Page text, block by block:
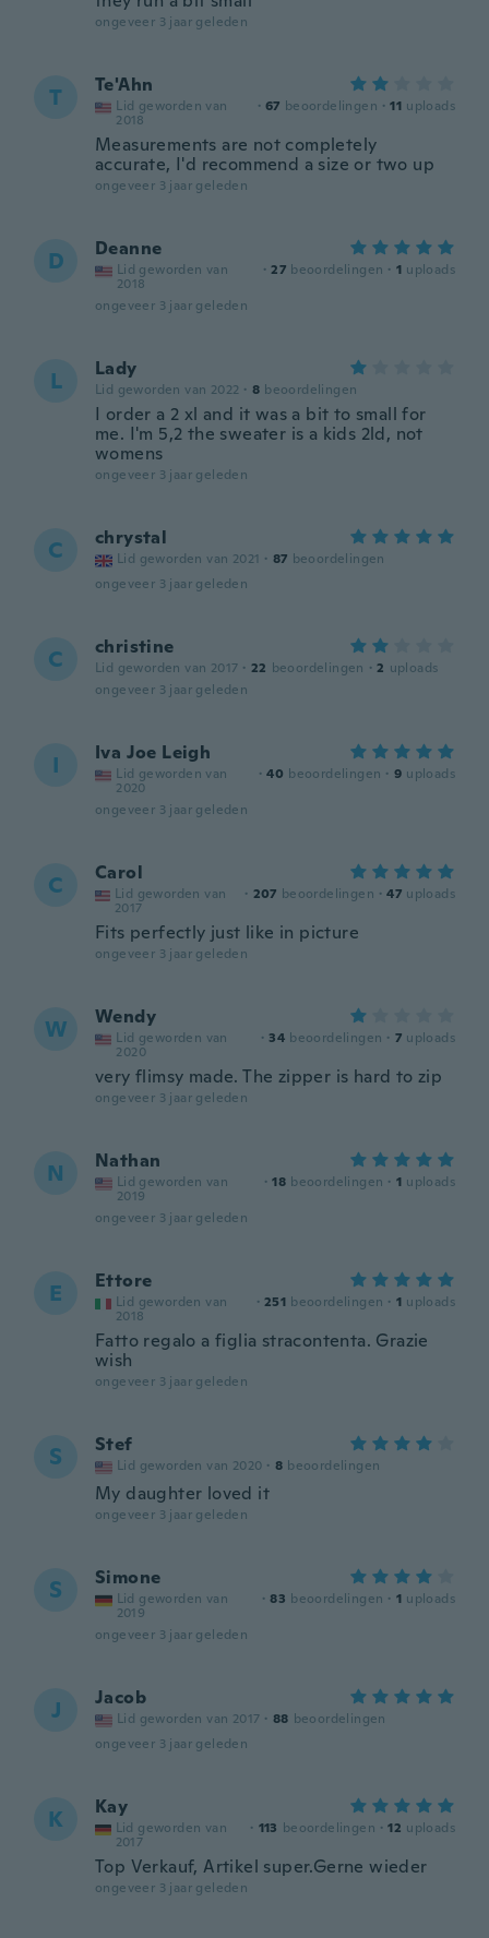
ongeveer 3 jaar geleden
T Te'Ahn
Lid geworden van
2018
· 67 beoordelingen · 11 uploads
Measurements are not completely
accurate, I'd recommend a size or two up
ongeveer 3 jaar geleden
D Deanne
Lid geworden van
2018
· 27 beoordelingen · 1 uploads
ongeveer 3 jaar geleden
L Lady
Lid geworden van 2022 · 8 beoordelingen
I order a 2 xl and it was a bit to small for
me. I'm 5,2 the sweater is a kids 2ld, not
womens
ongeveer 3 jaar geleden
C chrystal
Lid geworden van 2021 · 87 beoordelingen
ongeveer 3 jaar geleden
C christine
Lid geworden van 2017 · 22 beoordelingen · 2 uploads
ongeveer 3 jaar geleden
I Iva Joe Leigh
Lid geworden van
2020
· 40 beoordelingen · 9 uploads
ongeveer 3 jaar geleden
C Carol
Lid geworden van
2017
· 207 beoordelingen · 47 uploads
Fits perfectly just like in picture
ongeveer 3 jaar geleden
W Wendy
Lid geworden van
2020
· 34 beoordelingen · 7 uploads
very flimsy made. The zipper is hard to zip
ongeveer 3 jaar geleden
N Nathan
Lid geworden van
2019
· 18 beoordelingen · 1 uploads
ongeveer 3 jaar geleden
E Ettore
Lid geworden van
2018
· 251 beoordelingen · 1 uploads
Fatto regalo a figlia stracontenta. Grazie
wish
ongeveer 3 jaar geleden
S Stef
Lid geworden van 2020 · 8 beoordelingen
My daughter loved it
ongeveer 3 jaar geleden
S Simone
Lid geworden van
2019
· 83 beoordelingen · 1 uploads
ongeveer 3 jaar geleden
J Jacob
Lid geworden van 2017 · 88 beoordelingen
ongeveer 3 jaar geleden
K Kay
Lid geworden van
2017
· 113 beoordelingen · 12 uploads
Top Verkauf, Artikel super.Gerne wieder
ongeveer 3 jaar geleden